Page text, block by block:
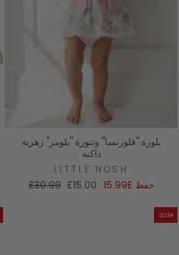
بلوزة "فلورنسا" وتنورة "بلومر" زهرية
داكنة
LITTLE NOSH
السعر
£30.99 سعر
£15.00 حفظ £15.99
Sale